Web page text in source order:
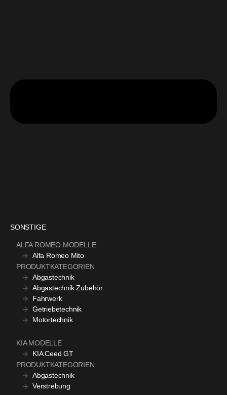
SONSTIGE
ALFA ROMEO MODELLE
Alfa Romeo Mito
PRODUKTKATEGORIEN
Abgastechnik
Abgastechnik Zubehör
Fahrwerk
Getriebetechnik
Motortechnik
KIA MODELLE
KIA Ceed GT
PRODUKTKATEGORIEN
Abgastechnik
Verstrebung